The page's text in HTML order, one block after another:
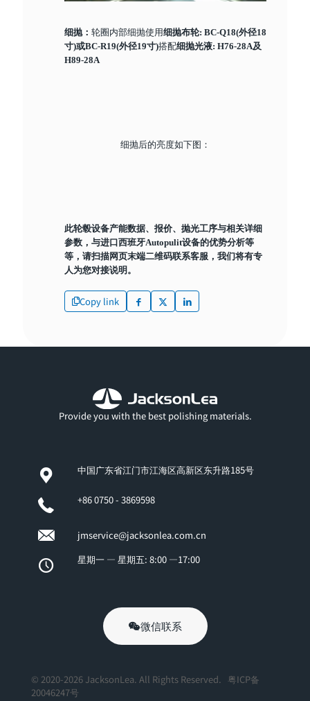
细抛： 轮圈内部细抛使用细抛布轮: BC-Q18(外径18
寸)或BC-R19(外径19寸)搭配细抛光液: H76-28A及
H89-28A
细抛后的亮度如下图：
此轮毂设备产能数据、报价、抛光工序与相关详细
参数，与进口西班牙Autopulit设备的优势分析等
等，请扫描网页末端二维码联系客服，我们将有专
人为您对接说明。
Copy link
Provide you with the best polishing materials.
中国广东省江门市江海区高新区东升路185号
+86 0750 - 3869598
jmservice@jacksonlea.com.cn
星期一 — 星期五: 8:00 —17:00
微信联系
© 2020-2026 JacksonLea. All Rights Reserved. 粤ICP备
20046247号